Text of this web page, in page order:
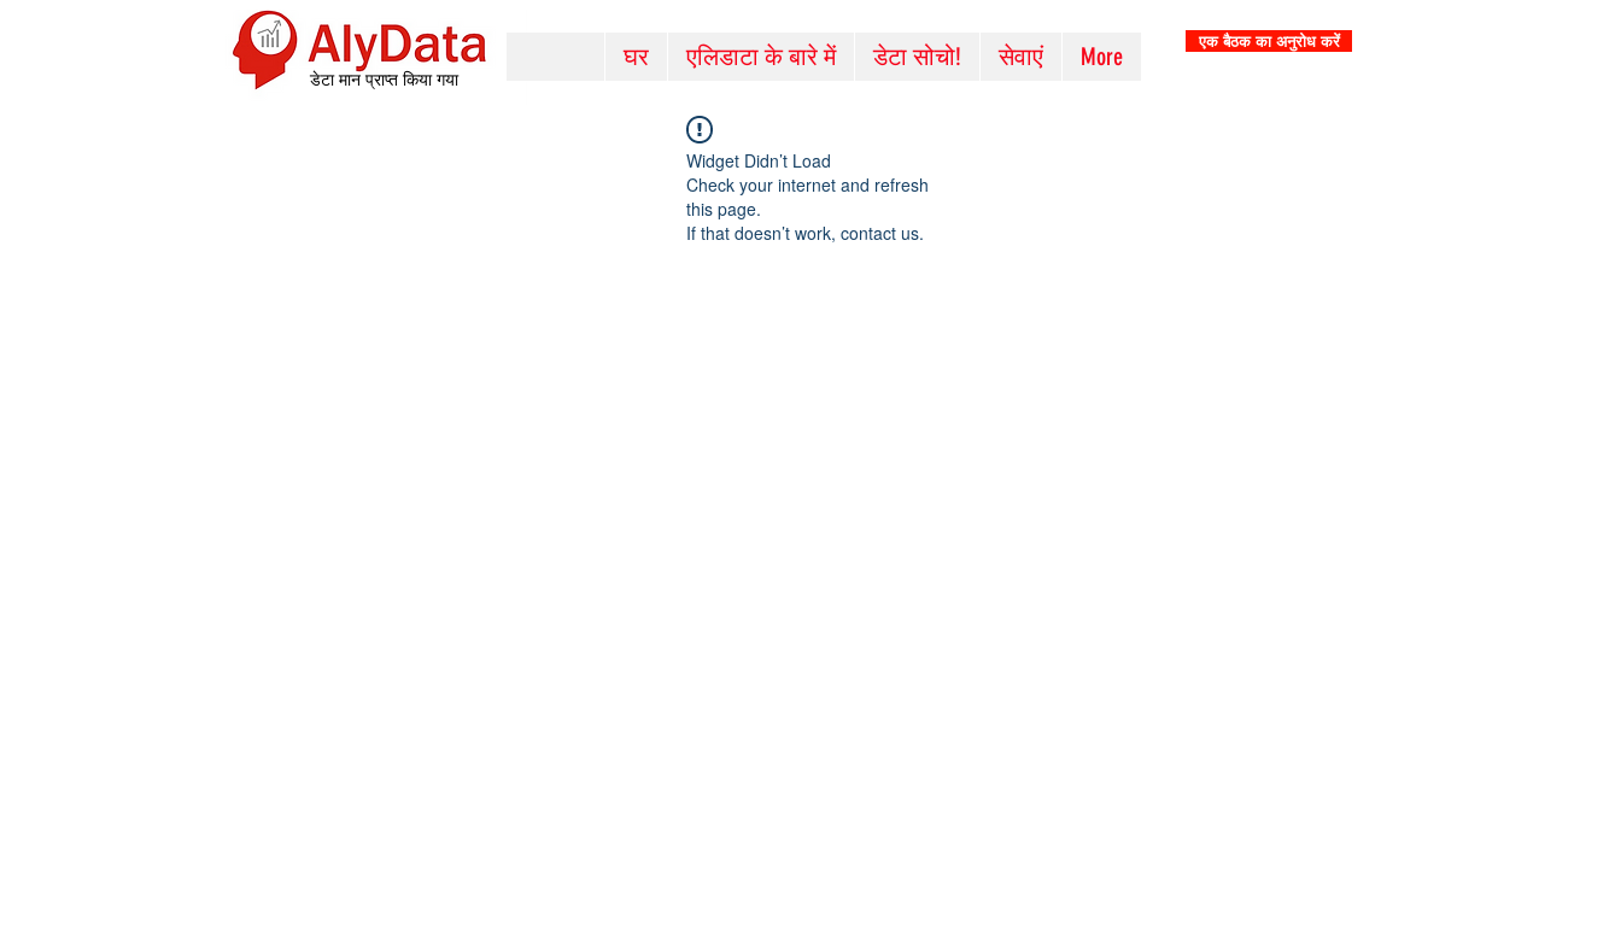
डेटा मान प्राप्त किया गया
घर एलिडाटा के बारे में डेटा सोचो! सेवाएं More
एक बैठक का अनुरोध करें
Widget Didn’t Load
Check your internet and refresh
this page.
If that doesn’t work, contact us.